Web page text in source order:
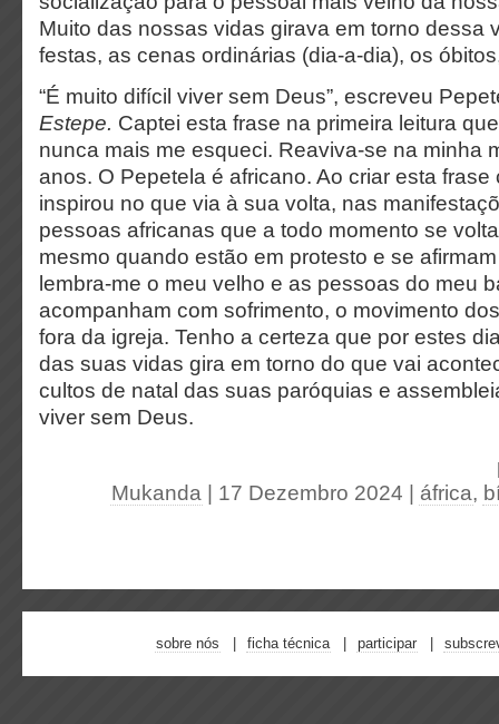
Muito das nossas vidas girava em torno dessa
festas, as cenas ordinárias (dia-a-dia), os
“É muito difícil viver sem Deus”, escreveu
Estepe. Captei esta frase na primeira leitura
nunca mais me esqueci. Reaviva-se na minha
anos. O Pepetela é africano. Ao criar esta frase
inspirou no que via à sua volta, nas
pessoas africanas que a todo momento se
mesmo quando estão em protesto e se
lembra-me o meu velho e as pessoas do meu
acompanham com sofrimento, o movimento
fora da igreja. Tenho a certeza que por estes
das suas vidas gira em torno do que vai
cultos de natal das suas paróquias e
viver sem Deus.
Mukanda | 17 Dezembro 2024 áfrica,
sobre nós ficha técnica participar